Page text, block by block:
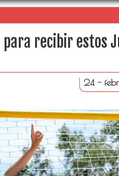
recibir estos
24 -